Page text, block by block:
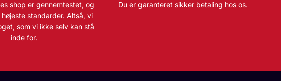
shop er gennemtestet, og
standarder. Altså, vi
som vi ikke selv kan stå
inde for.
Du er garanteret sikker betaling hos os.